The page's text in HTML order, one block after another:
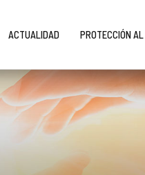
ACTUALIDAD PROTECCIÓN AL